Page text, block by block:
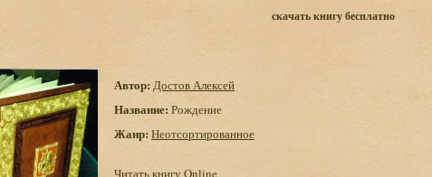
скачать книгу бесплатно
Автор: Достов Алексей
Название: Рождение
Жанр: Неотсортированное
Читать книгу Online